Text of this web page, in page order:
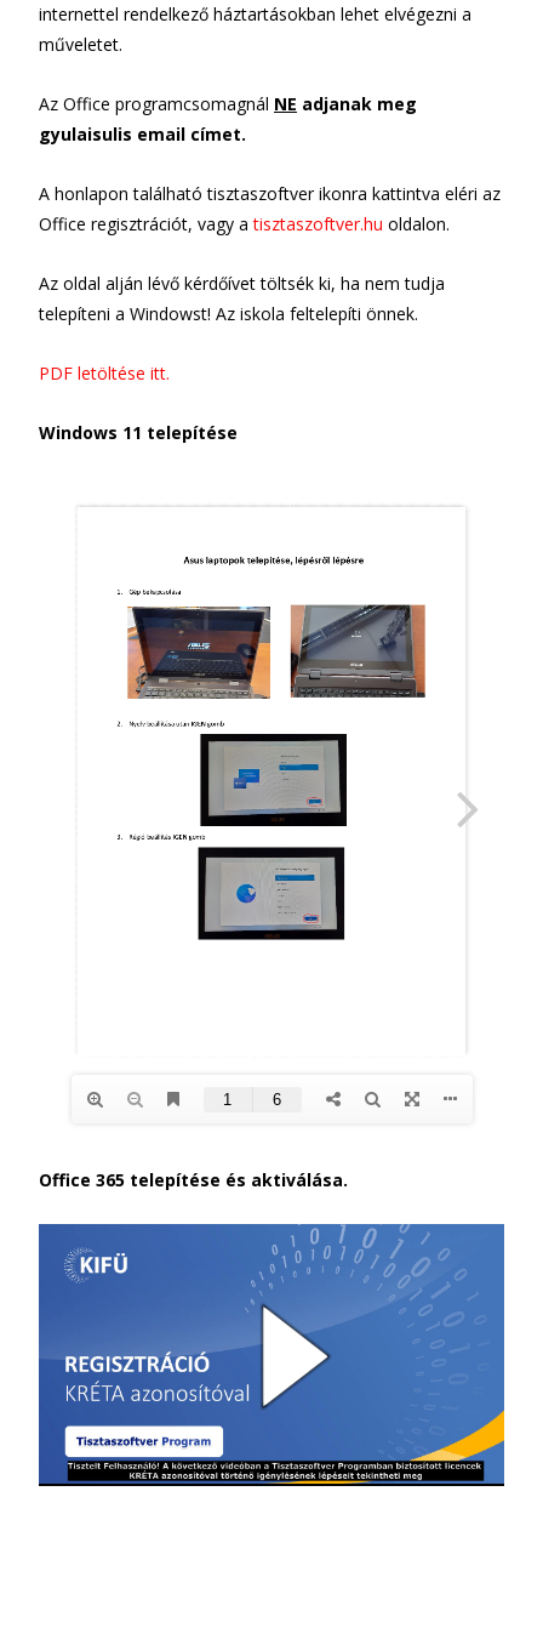
internettel rendelkező háztartásokban lehet elvégezni a
műveletet.
Az Office programcsomagnál NE adjanak meg
gyulaisulis email címet.
A honlapon található tisztaszoftver ikonra kattintva eléri az
Office regisztrációt, vagy atisztaszoftver.hu oldalon.
Az oldal alján lévő kérdőívet töltsék ki, ha nem tudja
telepíteni a Windowst! Az iskola feltelepíti önnek.
PDF letöltése itt.
Windows 11 telepítése
Office 365 telepítése és aktiválása.